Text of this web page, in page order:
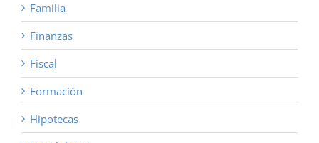
Familia
Finanzas
Fiscal
Formación
Hipotecas